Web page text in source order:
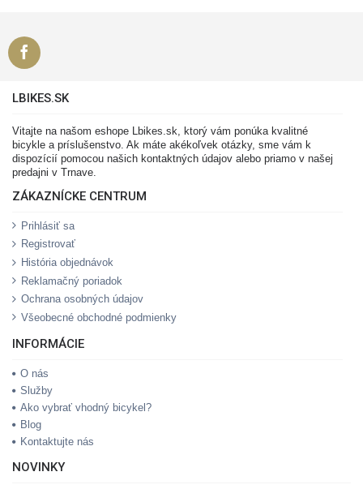
LBIKES.SK
Vitajte na našom eshope Lbikes.sk, ktorý vám ponúka kvalitné
bicykle a príslušenstvo. Ak máte akékoľvek otázky, sme vám k
dispozícií pomocou našich kontaktných údajov alebo priamo v našej
predajni v Trnave.
ZÁKAZNÍCKE CENTRUM
Prihlásiť sa
Registrovať
História objednávok
Reklamačný poriadok
Ochrana osobných údajov
Všeobecné obchodné podmienky
INFORMÁCIE
O nás
Služby
Ako vybrať vhodný bicykel?
Blog
Kontaktujte nás
NOVINKY